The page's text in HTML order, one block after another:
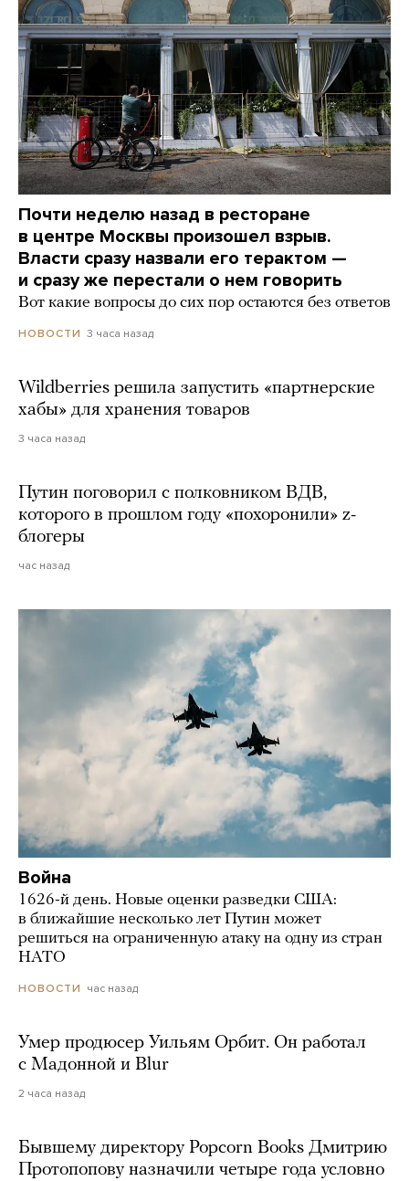
Почти неделю назад в ресторане
в центре Москвы произошел взрыв.
Власти сразу назвали его терактом —
и сразу же перестали о нем говорить
Вот какие вопросы до сих пор остаются без ответов
НОВОСТИ 3 часа назад
Wildberries решила запустить «партнерские
хабы» для хранения товаров
3 часа назад
Путин поговорил с полковником ВДВ,
которого в прошлом году «похоронили» z-
блогеры
час назад
Война
1626-й день. Новые оценки разведки США:
в ближайшие несколько лет Путин может
решиться на ограниченную атаку на одну из стран
НАТО
НОВОСТИ час назад
Умер продюсер Уильям Орбит. Он работал
с Мадонной и Blur
2 часа назад
Бывшему директору Popcorn Books Дмитрию
Протопопову назначили четыре года условно